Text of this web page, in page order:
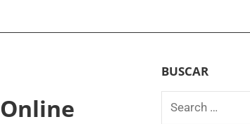
BUSCAR
Search